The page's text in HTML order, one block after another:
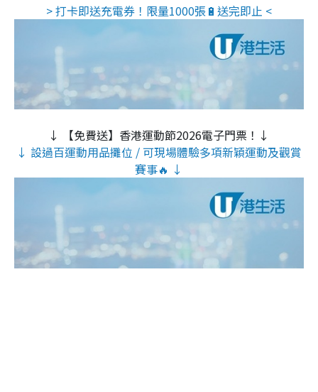
> 打卡即送充電券！限量1000張🔋送完即止 <
↓ 【免費送】香港運動節2026電子門票！↓
↓ 設過百運動用品攤位 / 可現場體驗多項新穎運動及觀賞
賽事🔥 ↓